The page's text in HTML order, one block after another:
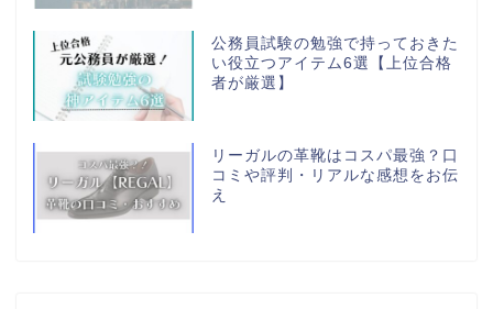
公務員試験の勉強で持っておきた
い役立つアイテム6選【上位合格
者が厳選】
リーガルの革靴はコスパ最強？口
コミや評判・リアルな感想をお伝
え